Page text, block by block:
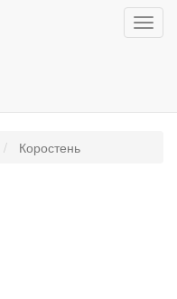
Коростень